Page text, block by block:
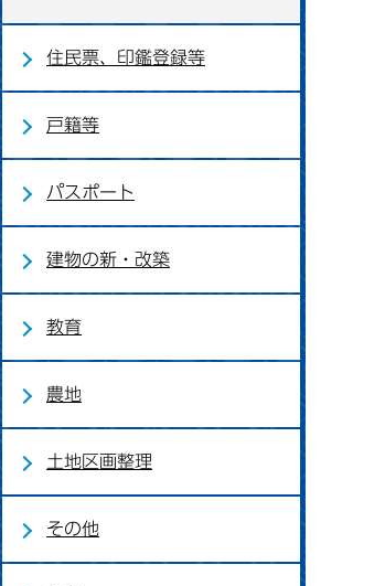
住民票、印鑑登録等
戸籍等
パスポート
建物の新・改築
教育
農地
土地区画整理
その他